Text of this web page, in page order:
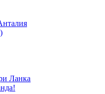
Ланка